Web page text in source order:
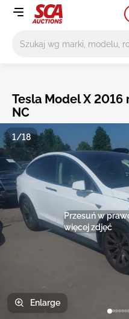
Tesla Model X
NC
Przesuń w
więcej zdjęć
1/18
Enlarge